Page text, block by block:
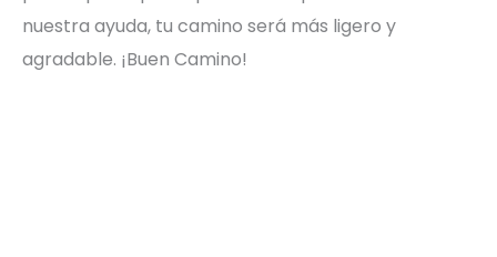
nuestra ayuda, tu camino será más ligero y
agradable. ¡Buen Camino!